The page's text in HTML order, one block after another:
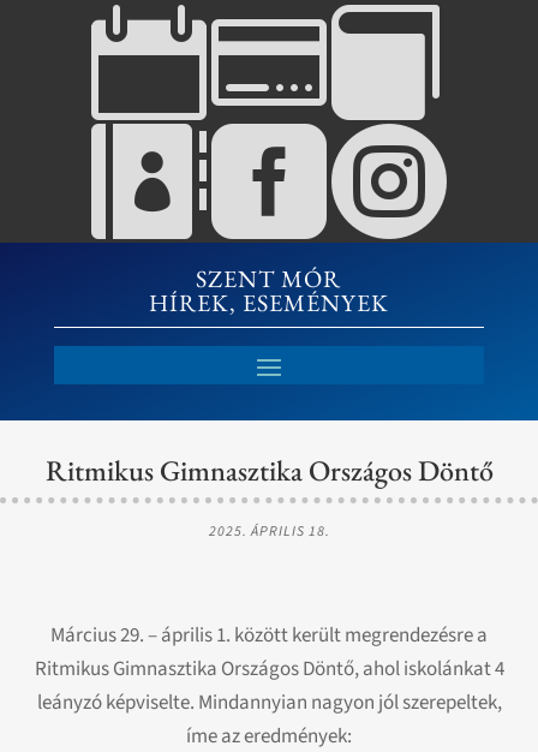


SZENT MÓR
HÍREK, ESEMÉNYEK
Ritmikus Gimnasztika Országos Döntő
2025. ÁPRILIS 18.
Március 29. – április 1. között került megrendezésre a
Ritmikus Gimnasztika Országos Döntő, ahol iskolánkat 4
leányzó képviselte. Mindannyian nagyon jól szerepeltek,
íme az eredmények: